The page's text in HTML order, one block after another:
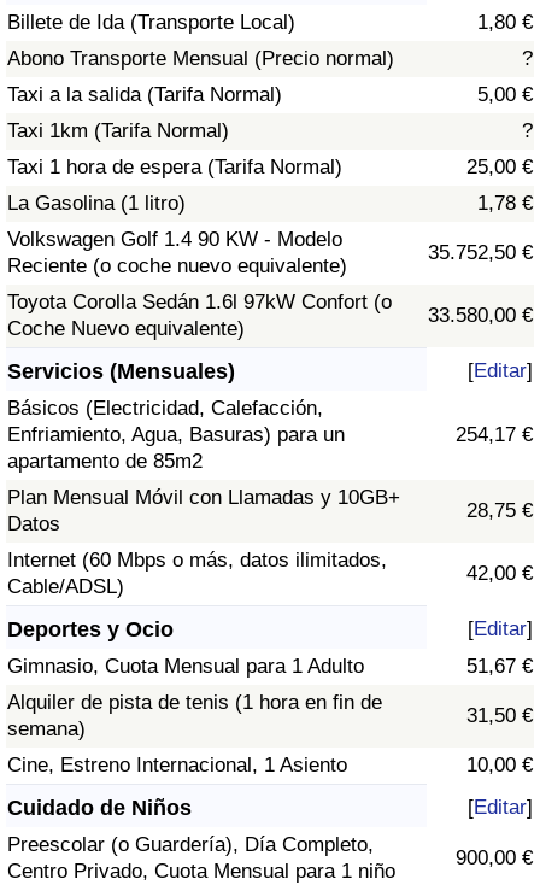
Billete de Ida (Transporte Local)
1,80 €
Abono Transporte Mensual (Precio normal)
?
Taxi a la salida (Tarifa Normal)
5,00 €
Taxi 1km (Tarifa Normal)
?
Taxi 1 hora de espera (Tarifa Normal)
25,00 €
La Gasolina (1 litro)
1,78 €
Volkswagen Golf 1.4 90 KW - Modelo
Reciente (o coche nuevo equivalente)
35.752,50 €
Toyota Corolla Sedán 1.6l 97kW Confort (o
Coche Nuevo equivalente)
33.580,00 €
Servicios (Mensuales) [Editar]
Básicos (Electricidad, Calefacción,
Enfriamiento, Agua, Basuras) para un
apartamento de 85m2
254,17 €
Plan Mensual Móvil con Llamadas y 10GB+
Datos
28,75 €
Internet (60 Mbps o más, datos ilimitados,
Cable/ADSL)
42,00 €
Deportes y Ocio [Editar]
Gimnasio, Cuota Mensual para 1 Adulto
51,67 €
Alquiler de pista de tenis (1 hora en fin de
semana)
31,50 €
Cine, Estreno Internacional, 1 Asiento 10,00 €
Cuidado de Niños [Editar]
Preescolar (o Guardería), Día Completo,
Centro Privado, Cuota Mensual para 1 niño
900,00 €